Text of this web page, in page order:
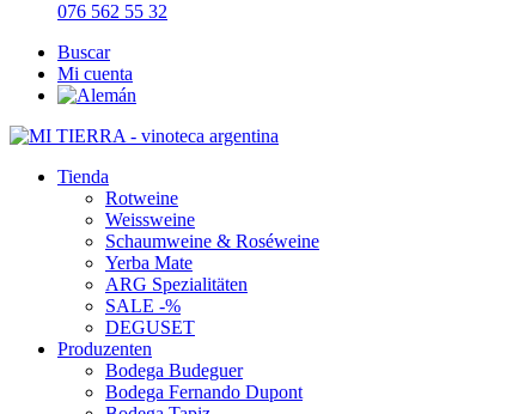
076 562 55 32
Buscar
Mi cuenta
Tienda
Rotweine
Weissweine
Schaumweine & Roséweine
Yerba Mate
ARG Spezialitäten
SALE -%
DEGUSET
Produzenten
Bodega Budeguer
Bodega Fernando Dupont